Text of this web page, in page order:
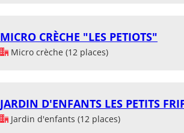
MICRO CRÈCHE "LES PETIOTS"
Micro crèche (12 places)
JARDIN D'ENFANTS LES PETITS
Jardin d'enfants (12 places)